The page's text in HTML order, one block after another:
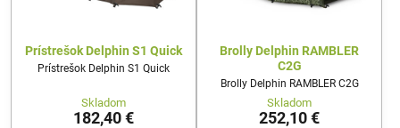
Prístrešok Delphin S1 Quick
Prístrešok Delphin S1 Quick
Skladom
182,40 €
Brolly Delphin RAMBLER
C2G
Brolly Delphin RAMBLER C2G
Skladom
252,10 €